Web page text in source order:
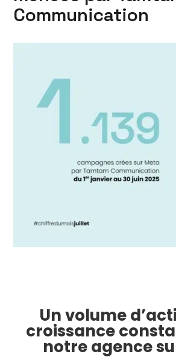
Communication
Un volume
croissance
notre agence